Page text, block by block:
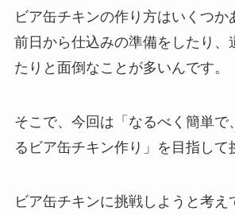
ビア缶チキンの作り方はいくつか
前日から仕込みの準備をしたり、
たりと面倒なことが多いんです。
そこで、今回は「 なるべく簡単で
るビア缶チキン作り 」を目指して
ビア缶チキンに挑戦しようと考え